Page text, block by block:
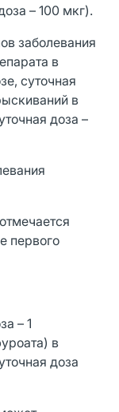
– 100 мкг).
заболевания
в
суточная
в
доза –
первого
– 1
в
доза